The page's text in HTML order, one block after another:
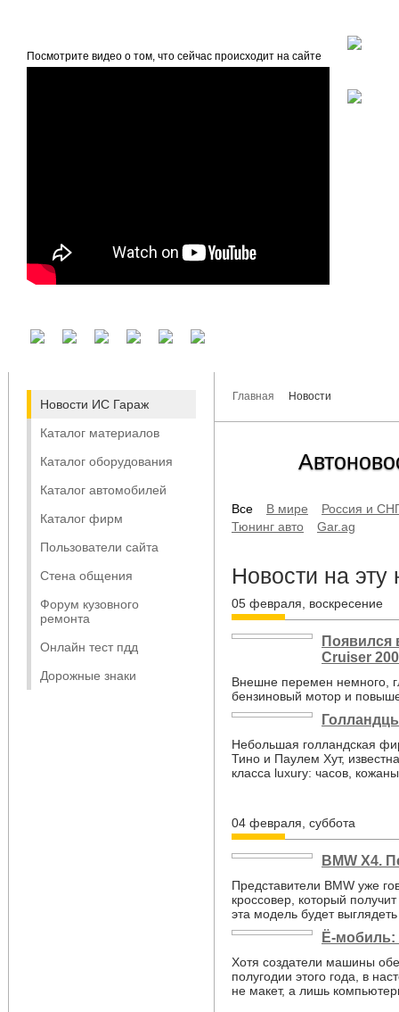
Посмотрите видео о том, что сейчас происходит на сайте
Новости ИС Гараж
Каталог материалов
Каталог оборудования
Каталог автомобилей
Каталог фирм
Пользователи сайта
Стена общения
Форум кузовного
ремонта
Онлайн тест пдд
Дорожные знаки
Главная Новости
Все В мире
Россия и
Тюнинг авто
Gar.ag
Новости на эту
05 февраля, воскресение
Появился
Cruiser 200
Внешне перемен немного,
бензиновый мотор и
Небольшая голландская
Тино и Паулем Хут,
класса luxury: часов,
04 февраля, суббота
BMW X4.
Представители BMW уже
кроссовер, который
эта модель будет выглядеть
Ё-мобиль:
Хотя создатели машины
полугодии этого года, в
не макет, а лишь